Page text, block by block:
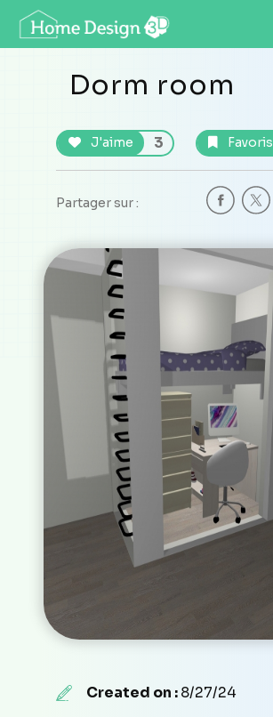
Dorm room
J'aime 3 Favoris
Partager sur :
Created on :8/27/24